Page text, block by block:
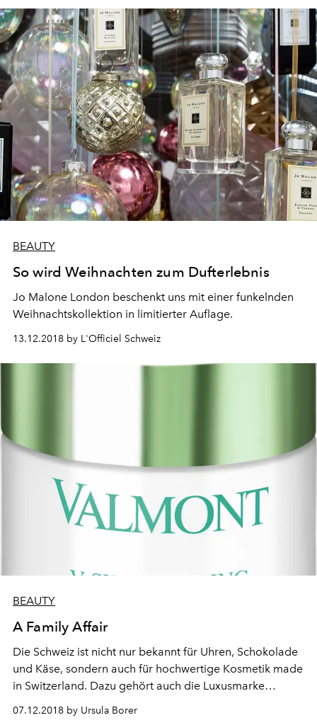
Stumpe.
BEAUTY
So wird Weihnachten zum Dufterlebnis
Jo Malone London beschenkt uns mit einer funkelnden
Weihnachtskollektion in limitierter Auflage.
13.12.2018 by L'Officiel Schweiz
BEAUTY
A Family Affair
Die Schweiz ist nicht nur bekannt für Uhren, Schokolade
und Käse, sondern auch für hochwertige Kosmetik made
in Switzerland. Dazu gehört auch die Luxusmarke
Valmont – eine reine Familienangelegenheit.
07.12.2018 by Ursula Borer